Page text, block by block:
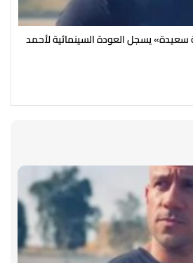
يسجل العودة السينمائية لأحمد